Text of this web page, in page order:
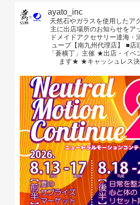
の移動及び誘導をする場合がございます
は車両の鍵をお預けください。本サービ
・手荷物や貴重品の管理は持ち歩くなど
されますようお願いいたします。
・鍵のついたキャリーケースやセキュリ
お荷物に関しては、車内の安全な場所へ
がございましたら当社事務所にて一時的
能です。尚、貴重品類のお預かりはでき
・洗車作業終了の目安のお時間をお知ら
お時間が大幅に過ぎてしまう場合は当社
時間によっては車両を移動させていただ
・本サービスをご利用のお客様が複数い
をお渡しします。洗車終了後の引き換え
等されませんようお願いいたします。
■洗車中の注意点「水溜まりについて」
ayato_inc
天然石やガラスを使用したア
主に出店場所のお知らせをア
ドメイドアクセサリー達海・
ューブ【南九州代理店】
■店
「蒼横丁」主催 ★出店・イベ
ます★ ★キャッシュレス